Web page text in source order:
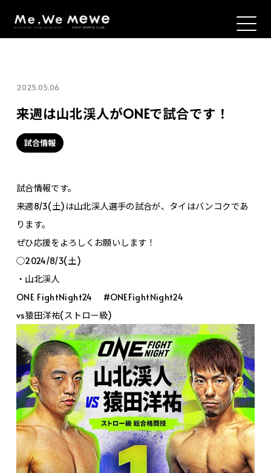
2025.05.06
来週は山北渓人がONEで試合です！
試合情報
試合情報です。
来週8/3(土)は山北渓人選手の試合が、タイはバンコクであ
ります。
ぜひ応援をよろしくお願いします！
○2024/8/3(土)
・山北渓人
ONE FightNight24 #ONEFightNight24
vs猿田洋祐(ストロー級)